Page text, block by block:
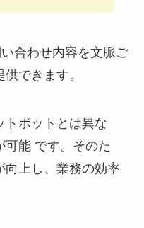
合わせ内容を文脈ご
できます。
トボットとは異な
可能 です。そのた
向上し、業務の効率